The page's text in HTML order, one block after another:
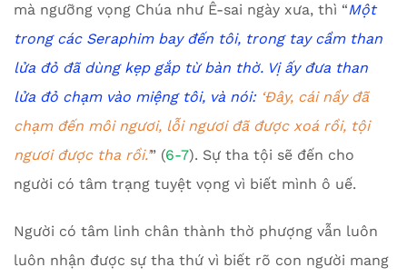
mà ngưỡng vọng Chúa như Ê-sai ngày xưa, thì “Một
trong các Seraphim bay đến tôi, trong tay cầm than
lửa đỏ đã dùng kẹp gắp từ bàn thờ. Vị ấy đưa than
lửa đỏ chạm vào miệng tôi, và nói: ‘Đây, cái nầy đã
chạm đến môi ngươi, lỗi ngươi đã được xoá rồi, tội
ngươi được tha rồi.’” (6-7). Sự tha tội sẽ đến cho
người có tâm trạng tuyệt vọng vì biết mình ô uế.
Người có tâm linh chân thành thờ phượng vẫn luôn
luôn nhận được sự tha thứ vì biết rõ con người mang